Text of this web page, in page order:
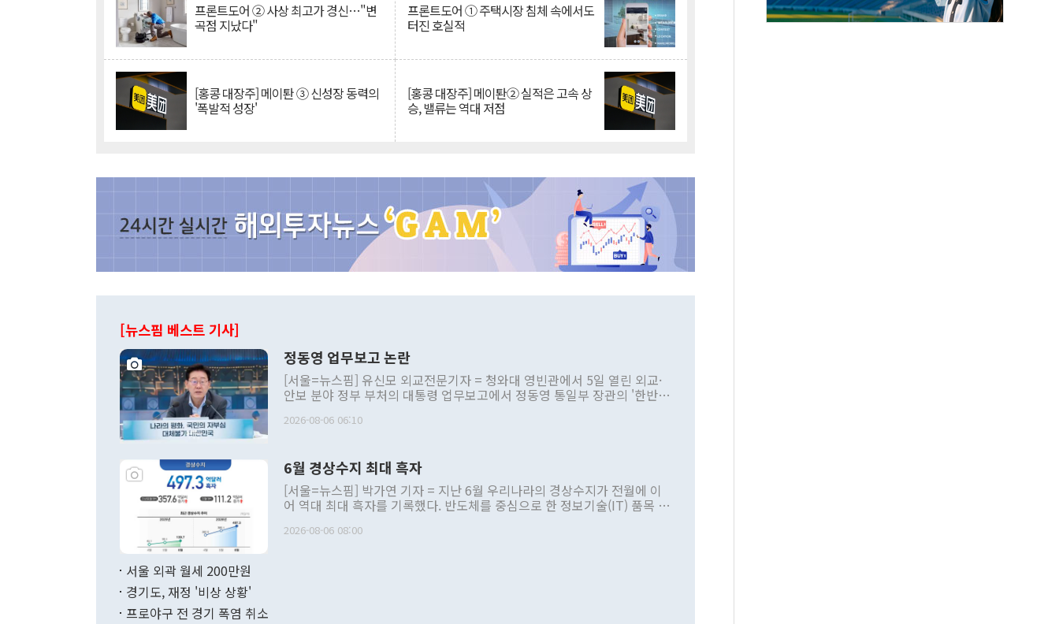
프론트도어 ② 사상 최고가 경신…"변
곡점 지났다"
프론트도어 ① 주택시장 침체 속에서도
터진 호실적
[홍콩 대장주] 메이퇀 ③ 신성장 동력의
'폭발적 성장'
[홍콩 대장주] 메이퇀② 실적은 고속 상
승, 밸류는 역대 저점
[뉴스핌 베스트 기사]
정동영 업무보고 논란
[서울=뉴스핌] 유신모 외교전문기자 = 청와대 영빈관에서 5일 열린 외교·
안보 분야 정부 부처의 대통령 업무보고에서 정동영 통일부 장관의 '한반도
발언 중에는 정부 내 조율을 거치지 않은 사안을 정책으로 추진하겠다고 공
주의적 희망에 근거한 비현실적 구상'이라는 비판을 내놨다. 그동안 정 장
관의 대북 정책 관련 발언이 물의를 빚은 적은 여러 번 있지만 대통령과 유
관 부처 장관이 공개적으로 부정적 입장을 표명한 것은 이례적이다. 정 장
관의 무리한 대북 접근법과 월권을 제어해야 한다는 목소리도 높아지고 있
다. [정동영 통일부 장관이 지난달 23일 오후 서울 종로구 정부서울청사에
2026-08-06 06:10
6월 경상수지 최대 흑자
[서울=뉴스핌] 박가연 기자 = 지난 6월 우리나라의 경상수지가 전월에 이
어 역대 최대 흑자를 기록했다. 반도체를 중심으로 한 정보기술(IT) 품목 수
료=한국은행] 한국은행이 6일 발표한 '2026년 6월 국제수지(잠정)'에 따르
2026-08-06 08:00
서울 외곽 월세 200만원
경기도, 재정 '비상 상황'
프로야구 전 경기 폭염 취소